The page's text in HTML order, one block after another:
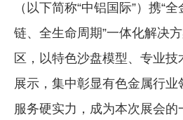
（以下简称“中铝国际”）携“
链、全生命周期”一体化解决
区，以特色沙盘模型、专业
展示，集中彰显有色金属行
服务硬实力，成为本次展会的